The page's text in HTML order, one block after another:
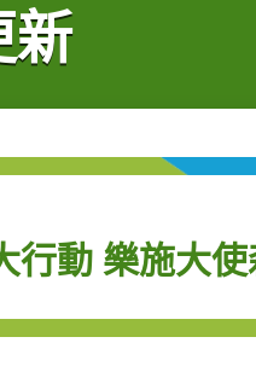
新
行動 樂施大